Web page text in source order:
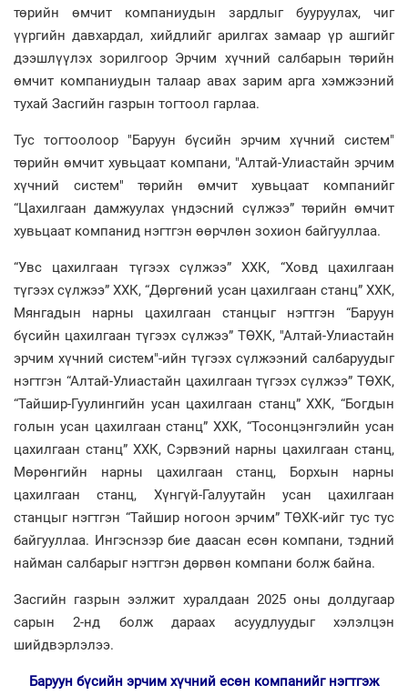
төрийн өмчит компаниудын зардлыг бууруулах, чиг
үүргийн давхардал, хийдлийг арилгах замаар үр ашгийг
дээшлүүлэх зорилгоор Эрчим хүчний салбарын төрийн
өмчит компаниудын талаар авах зарим арга хэмжээний
тухай Засгийн газрын тогтоол гарлаа.
Тус тогтоолоор "Баруун бүсийн эрчим хүчний систем"
төрийн өмчит хувьцаат компани, "Алтай-Улиастайн эрчим
хүчний систем" төрийн өмчит хувьцаат компанийг
“Цахилгаан дамжуулах үндэсний сүлжээ” төрийн өмчит
хувьцаат компанид нэгтгэн өөрчлөн зохион байгууллаа.
“Увс цахилгаан түгээх сүлжээ” ХХК, “Ховд цахилгаан
түгээх сүлжээ” ХХК, “Дөргөний усан цахилгаан станц” ХХК,
Мянгадын нарны цахилгаан станцыг нэгтгэн “Баруун
бүсийн цахилгаан түгээх сүлжээ” ТӨХК, "Алтай-Улиастайн
эрчим хүчний систем"-ийн түгээх сүлжээний салбаруудыг
нэгтгэн “Алтай-Улиастайн цахилгаан түгээх сүлжээ” ТӨХК,
“Тайшир-Гуулингийн усан цахилгаан станц” ХХК, “Богдын
голын усан цахилгаан станц” ХХК, “Тосонцэнгэлийн усан
цахилгаан станц” ХХК, Сэрвэний нарны цахилгаан станц,
Мөрөнгийн нарны цахилгаан станц, Борхын нарны
цахилгаан станц, Хүнгүй-Галуутайн усан цахилгаан
станцыг нэгтгэн “Тайшир ногоон эрчим” ТӨХК-ийг тус тус
байгууллаа. Ингэснээр бие даасан есөн компани, тэдний
найман салбарыг нэгтгэн дөрвөн компани болж байна.
Засгийн газрын ээлжит хуралдаан 2025 оны долдугаар
сарын 2-нд болж дараах асуудлуудыг хэлэлцэн
шийдвэрлэлээ.
Баруун бүсийн эрчим хүчний есөн компанийг нэгтгэж